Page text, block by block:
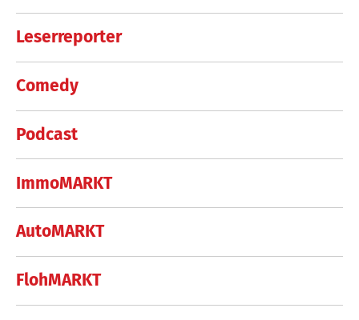
Leserreporter
Comedy
Podcast
ImmoMARKT
AutoMARKT
FlohMARKT